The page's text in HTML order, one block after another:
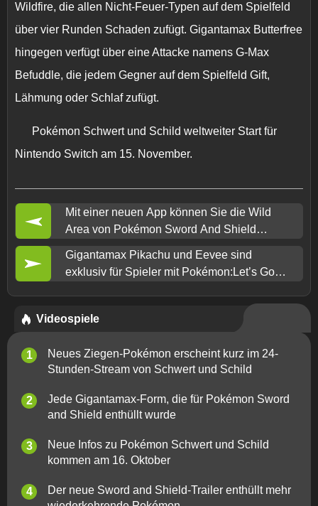
Wildfire, die allen Nicht-Feuer-Typen auf dem Spielfeld
über vier Runden Schaden zufügt. Gigantamax Butterfree
hingegen verfügt über eine Attacke namens G-Max
Befuddle, die jedem Gegner auf dem Spielfeld Gift,
Lähmung oder Schlaf zufügt.
Pokémon Schwert und Schild weltweiter Start für
Nintendo Switch am 15. November.
Mit einer neuen App können Sie die Wild
Area von Pokémon Sword And Shield
Gigantamax Pikachu und Eevee sind
exklusiv für Spieler mit Pokémon:Let’s Go-
Videospiele
Neues Ziegen-Pokémon erscheint kurz im 24-
Stunden-Stream von Schwert und Schild
Jede Gigantamax-Form, die für Pokémon Sword
and Shield enthüllt wurde
Neue Infos zu Pokémon Schwert und Schild
kommen am 16. Oktober
Der neue Sword and Shield-Trailer enthüllt mehr